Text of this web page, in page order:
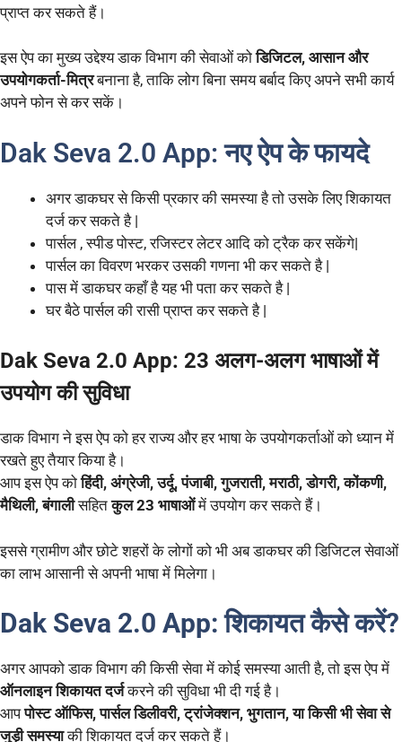
प्राप्त कर सकते हैं।
इस ऐप का मुख्य उद्देश्य डाक विभाग की सेवाओं कोडिजिटल, आसान और
उपयोगकर्ता-मित्रबनाना है, ताकि लोग बिना समय बर्बाद किए अपने सभी कार्य
अपने फोन से कर सकें।
Dak Seva 2.0 App: नए ऐप के फायदे
अगर डाकघर से किसी प्रकार की समस्या है तो उसके लिए शिकायत
दर्ज कर सकते है |
पार्सल , स्पीड पोस्ट, रजिस्टर लेटर आदि को ट्रैक कर सकेंगे|
पार्सल का विवरण भरकर उसकी गणना भी कर सकते है |
पास में डाकघर कहाँ है यह भी पता कर सकते है |
घर बैठे पार्सल की रासी प्राप्त कर सकते है |
Dak Seva 2.0 App: 23 अलग-अलग भाषाओं में
उपयोग की सुविधा
डाक विभाग ने इस ऐप को हर राज्य और हर भाषा के उपयोगकर्ताओं को ध्यान में
रखते हुए तैयार किया है।
आप इस ऐप कोहिंदी, अंग्रेजी, उर्दू, पंजाबी, गुजराती, मराठी, डोगरी, कोंकणी,
मैथिली, बंगालीसहितकुल 23 भाषाओंमें उपयोग कर सकते हैं।
इससे ग्रामीण और छोटे शहरों के लोगों को भी अब डाकघर की डिजिटल सेवाओं
का लाभ आसानी से अपनी भाषा में मिलेगा।
Dak Seva 2.0 App: शिकायत कैसे करें?
अगर आपको डाक विभाग की किसी सेवा में कोई समस्या आती है, तो इस ऐप में
ऑनलाइन शिकायत दर्जकरने की सुविधा भी दी गई है।
आपपोस्ट ऑफिस, पार्सल डिलीवरी, ट्रांजेक्शन, भुगतान, या किसी भी सेवा से
जुड़ी समस्याकी शिकायत दर्ज कर सकते हैं।